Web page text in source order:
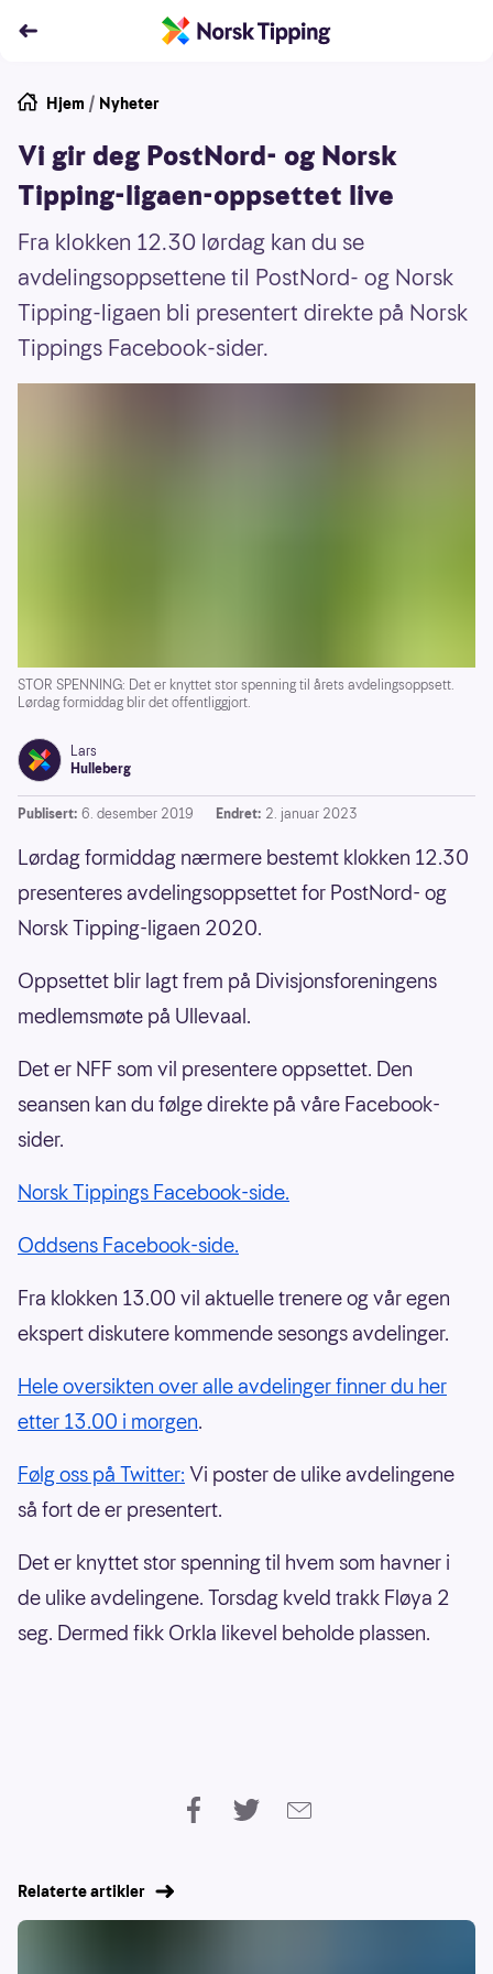
Hjem / Nyheter
Vi gir deg PostNord- og Norsk
Tipping-ligaen-oppsettet live
Fra klokken 12.30 lørdag kan du se
avdelingsoppsettene til PostNord- og Norsk
Tipping-ligaen bli presentert direkte på Norsk
Tippings Facebook-sider.
STOR SPENNING: Det er knyttet stor spenning til årets avdelingsoppsett.
Lørdag formiddag blir det offentliggjort.
Lars
Hulleberg
Publisert: 6. desember 2019 Endret: 2. januar 2023
Lørdag formiddag nærmere bestemt klokken 12.30
presenteres avdelingsoppsettet for PostNord- og
Norsk Tipping-ligaen 2020.
Oppsettet blir lagt frem på Divisjonsforeningens
medlemsmøte på Ullevaal.
Det er NFF som vil presentere oppsettet. Den
seansen kan du følge direkte på våre Facebook-
sider.
Norsk Tippings Facebook-side.
Oddsens Facebook-side.
Fra klokken 13.00 vil aktuelle trenere og vår egen
ekspert diskutere kommende sesongs avdelinger.
Hele oversikten over alle avdelinger finner du her
etter 13.00 i morgen.
Følg oss på Twitter: Vi poster de ulike avdelingene
så fort de er presentert.
Det er knyttet stor spenning til hvem som havner i
de ulike avdelingene. Torsdag kveld trakk Fløya 2
seg. Dermed fikk Orkla likevel beholde plassen.
Relaterte artikler